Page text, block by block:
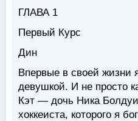
ГЛАВА 1
Первый Курс
Дин
Впервые в своей жизни
девушкой. И не просто
Кэт — дочь Ника
хоккеиста, которого я